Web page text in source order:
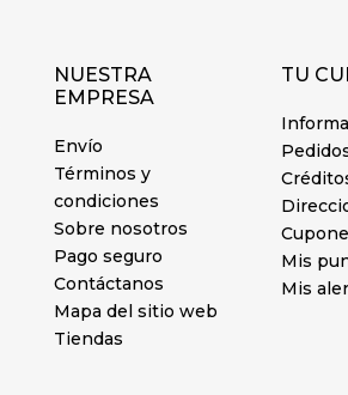
NUESTRA
EMPRESA
Envío
Términos y
condiciones
Sobre nosotros
Pago seguro
Contáctanos
Mapa del sitio web
Tiendas
TU
Mis
Mis